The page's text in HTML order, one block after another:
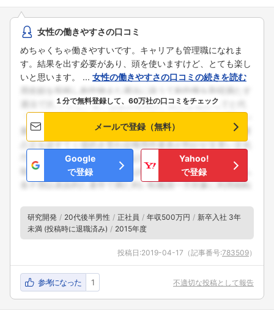
フォローしました
こちらの企業もフォローしませんか？
女性の働きやすさの口コミ
めちゃくちゃ働きやすいです。キャリアも管理職になれま
す。結果を出す必要があり、頭を使いますけど、とても楽し
いと思います。 ... 女性の働きやすさの口コミの続きを読む
１分で無料登録して、60万社の口コミをチェック
メールで登録（無料）
Google
で登録
Yahoo!
で登録
研究開発 20代後半男性 正社員 年収500万円
新卒入社 3年
未満 (投稿時に退職済み)
2015年度
投稿日:2019-04-17 （記事番号:783509）
参考になった 1 不適切な投稿として報告